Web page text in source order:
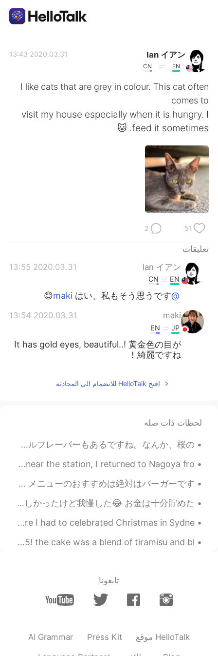
Indonesia
Türkçe Tiếng Việt
Português
Ian イアン
EN
CN
2020.03.31 13:43
I like cats that are grey in colour. This cat often
comes to
visit my house especially when it is hungry. I
feed it sometimes. 🐱
51
2
تعليقات
Ian イアン
2020.03.31 13:55
EN
CN
@maki
はい、私もそう思うです😊
maki
2020.03.31 13:54
JP
EN
It has gold eyes, beautiful..! 黄金色の目が
綺麗ですね！
افتح HelloTalk للانضمام الى المحادثة
لحظات ذات صله
皆さん、ヨックモックはどれが一番好き？ 最後にほとんどすべてヨックモックのフレーバーをやってみた！全部美味しかったけど、一番好きのはマカダミアです。シーズナルフレーバーもあるですね。なんか、桜の...
After buying things and having the last meal at a shop near the station, I returned to Nagoya fro...
The Baboon House, Malacca, Malaysia. ここはムラカで有名なカフェです。カフェの環境は良いよですから、休憩に最適。 メニューのおすすめは絶対はバーガーです。...
久しぶりに日本語でモーメントを書いた！ 私はヨーロッパ大学院で留学するために２年半ぐらい英語教師としてランゲージセンターで働いた スケジュールはめっちゃ厳しかったけど我慢した😂 お金は十分貯めた...
This is a throwback picture of an unprecedented time where I had to celebrated Christmas in Sydne...
I turned 22 today! 🌸🤗 with my cousin! haha who turned 25! the cake was a blend of tiramisu and bl...
تابعونا
AI Grammar Press Kit موقع HelloTalk